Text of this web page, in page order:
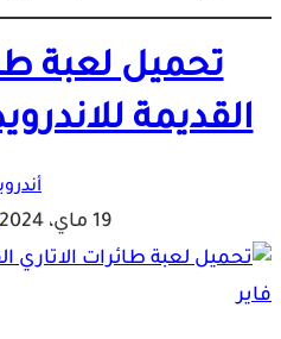
تحميل لعبة
القديمة
19 ماي، 2024